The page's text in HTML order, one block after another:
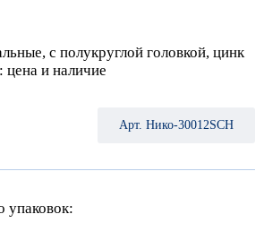
с полукруглой головкой, цинк
и наличие
Арт. Нико-30012SCH
упаковок: